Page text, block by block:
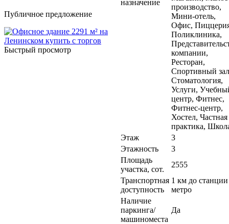
Публичное предложение
Быстрый просмотр
назначение
производство,
Мини-отель,
Офис,
Поликлиника,
компании,
Ресторан,
Спортивный
Стоматология,
Услуги,
центр, Фитнес,
Фитнес-центр,
Хостел, Частная
практика,
Этаж
3
Этажность
3
Площадь
участка, сот.
2555
Транспортная
доступность
1 км до станции
метро
Наличие
паркинга/
машиноместа
Да